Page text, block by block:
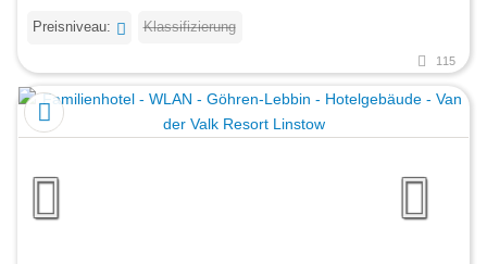
Preisniveau: Klassifizierung
115